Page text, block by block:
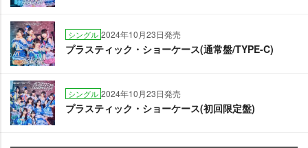
シングル 2024年10月23日発売
プラスティック・ショーケース(通常盤/TYPE-C)
シングル 2024年10月23日発売
プラスティック・ショーケース(初回限定盤)